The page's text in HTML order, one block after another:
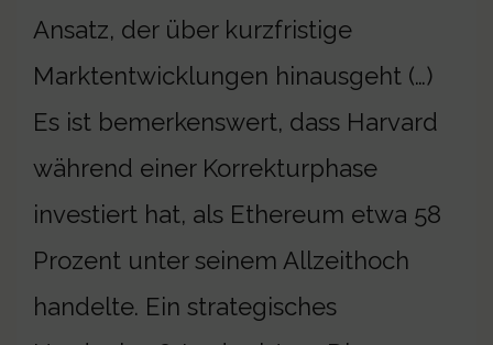
Ansatz, der über kurzfristige
Marktentwicklungen hinausgeht (…)
Es ist bemerkenswert, dass Harvard
während einer Korrekturphase
investiert hat, als Ethereum etwa 58
Prozent unter seinem Allzeithoch
handelte. Ein strategisches